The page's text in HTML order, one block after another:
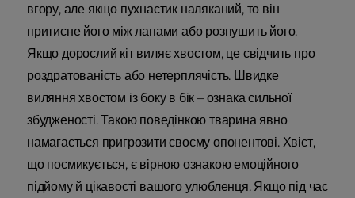
вгору, але якщо пухнастик наляканий, то він
притисне його між лапами або розпушить його.
Якщо дорослий кіт виляє хвостом, це свідчить про
роздратованість або нетерплячість. Швидке
виляння хвостом із боку в бік – ознака сильної
збудженості. Такою поведінкою тварина явно
намагається пригрозити своєму опонентові. Хвіст,
що посмикується, є вірною ознакою емоційного
підйому й цікавості вашого улюбленця. Якщо під час